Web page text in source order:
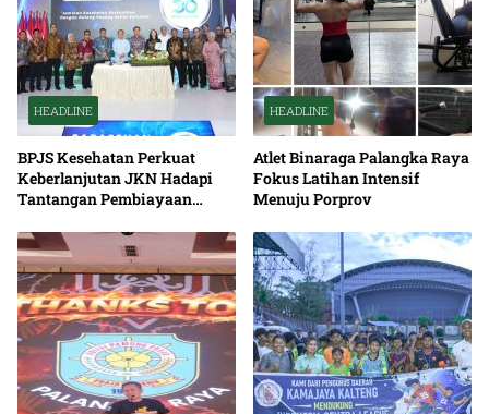
HEADLINE
BPJS Kesehatan Perkuat
Keberlanjutan JKN Hadapi
Tantangan Pembiayaan
HEADLINE
Atlet Binaraga Palangka Raya
Fokus Latihan Intensif
Menuju Porprov